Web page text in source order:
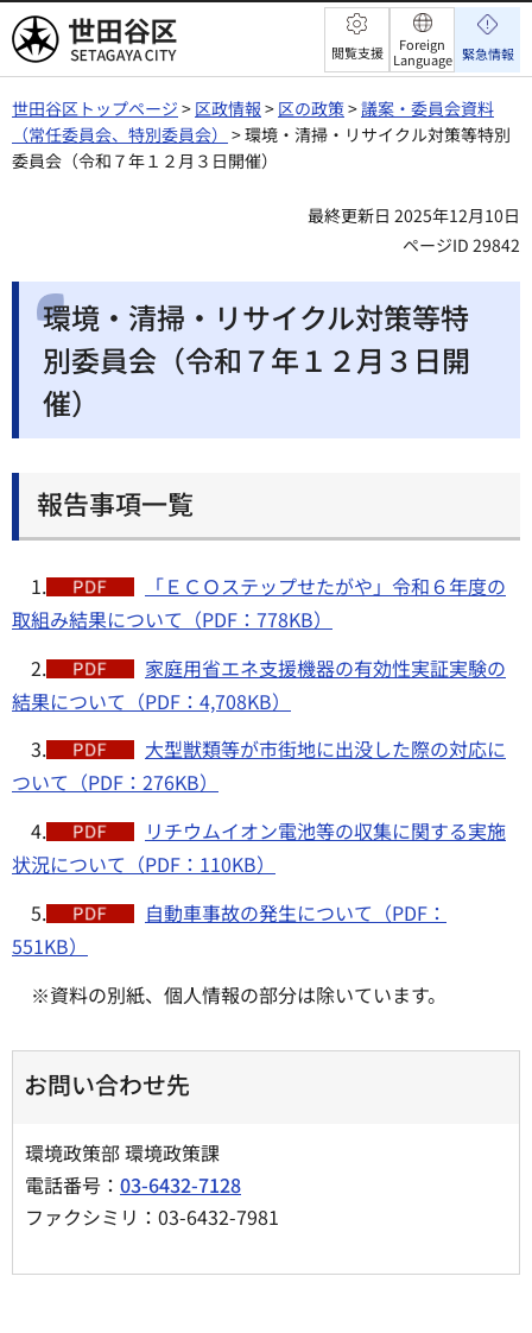
世田谷区 閲覧支援
Foreign
Language 緊急情報
世田谷区トップページ > 区政情報 > 区の政策>議案・委員会資料
（常任委員会、特別委員会） > 環境・清掃・リサイクル対策等特別
委員会（令和７年１２月３日開催）
最終更新日 2025年12月10日
ページID 29842
環境・清掃・リサイクル対策等特
別委員会（令和７年１２月３日開
催）
報告事項一覧
1.
「ＥＣＯステップせたがや」令和６年度の
取組み結果について（PDF：778KB）
2.
家庭用省エネ支援機器の有効性実証実験の
結果について（PDF：4,708KB）
3.
大型獣類等が市街地に出没した際の対応に
ついて（PDF：276KB）
4.
リチウムイオン電池等の収集に関する実施
状況について（PDF：110KB）
5.
自動車事故の発生について（PDF：
551KB）
※資料の別紙、個人情報の部分は除いています。
お問い合わせ先
環境政策部 環境政策課
電話番号： 03-6432-7128
ファクシミリ：03-6432-7981